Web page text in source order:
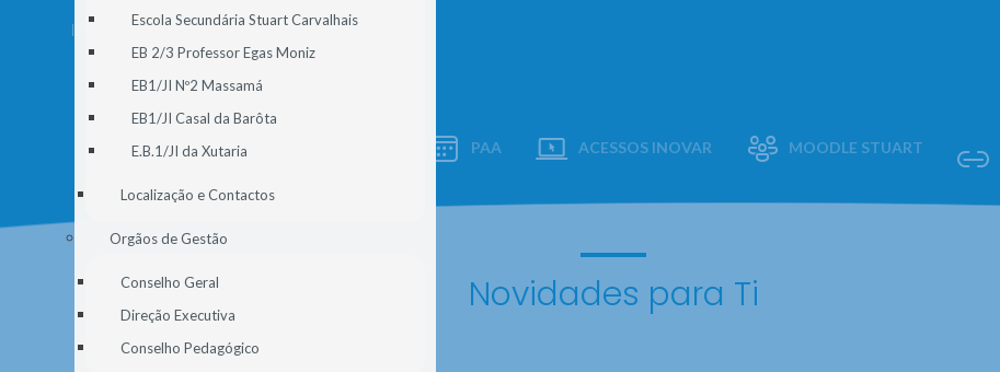
Escola Secundária Stuart Carvalhais
EB 2/3 Professor Egas Moniz
EB1/JI Nº2 Massamá
EB1/JI Casal da Barôta
E.B.1/JI da Xutaria
Localização e Contactos
Orgãos de Gestão
Conselho Geral
Direção Executiva
Conselho Pedagógico
Início //Alunos //Novidades
PAA ACESSOS INOVAR MOODLE STUART
Novidades para Ti